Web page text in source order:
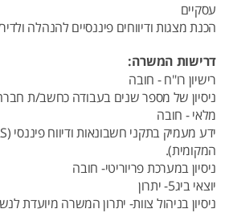
עסקיים
הכנת מצגות ודיווחים פיננסיים להנהלה
דרישות המשרה:
רישיון רו"ח - חובה
ניסיון של מספר שנים בעבודה כחשב/ת
מלאי - חובה
המקומית).
ניסיון במערכת פריוריטי- חובה
יוצאי ביג5- יתרון
ניסיון בניהול צוות- יתרון המשרה מיועדת